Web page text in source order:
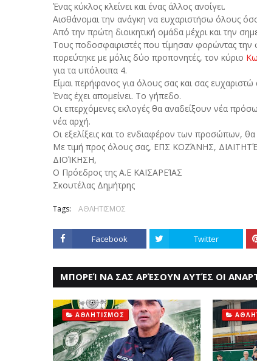
Ένας κύκλος κλείνει και ένας άλλος ανοίγει.
Αισθάνομαι την ανάγκη να ευχαριστήσω όλους
Από την πρώτη διοικητική ομάδα μέχρι και την
Τους ποδοσφαιριστές που τίμησαν φορώντας την
πορεύτηκε με μόλις δύο προπονητές, τον κύριο
για τα υπόλοιπα 4.
Είμαι περήφανος για όλους σας και σας
Ένας έχει απομείνει. Το γήπεδο.
Οι επερχόμενες εκλογές θα αναδείξουν νέα
νέα αρχή.
Οι εξελίξεις και το ενδιαφέρον των προσώπων,
Με τιμή προς όλους σας, ΕΠΣ ΚΟΖΆΝΗΣ,
ΔΙΟΊΚΗΣΗ,
Ο Πρόεδρος της Α.Ε ΚΑΙΣΑΡΕΊΑΣ
Σκουτέλας Δημήτρης
Tags: ΑΘΛΗΤΙΣΜΟΣ
Facebook Twitter
ΜΠΟΡΕΊ ΝΑ ΣΑΣ ΑΡΈΣΟΥΝ ΑΥΤΈΣ ΟΙ
ΑΘΛΗΤΙΣΜΟΣ